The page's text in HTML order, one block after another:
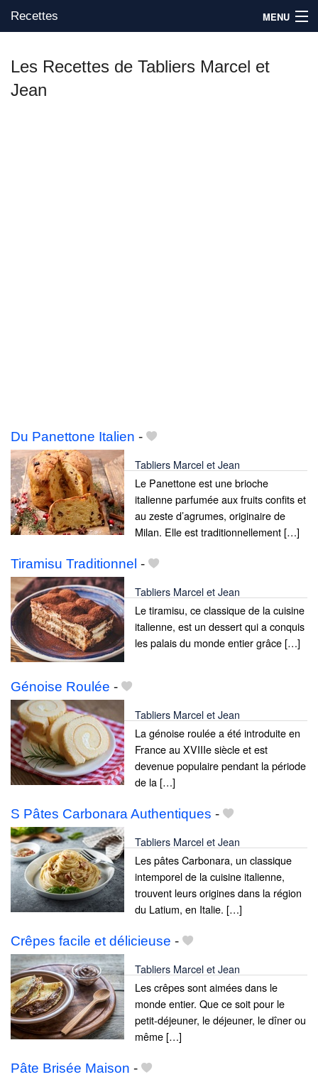
Recettes MENU
Mes blogs préférés
Les Recettes de Tabliers Marcel et
Jean
Du Panettone Italien -
Tabliers Marcel et Jean
Le Panettone est une brioche
italienne parfumée aux fruits confits et
au zeste d’agrumes, originaire de
Milan. Elle est traditionnellement […]
Tiramisu Traditionnel -
Tabliers Marcel et Jean
Le tiramisu, ce classique de la cuisine
italienne, est un dessert qui a conquis
les palais du monde entier grâce […]
Génoise Roulée -
Tabliers Marcel et Jean
La génoise roulée a été introduite en
France au XVIIIe siècle et est
devenue populaire pendant la période
de la […]
S Pâtes Carbonara Authentiques -
Tabliers Marcel et Jean
Les pâtes Carbonara, un classique
intemporel de la cuisine italienne,
trouvent leurs origines dans la région
du Latium, en Italie. […]
Crêpes facile et délicieuse -
Tabliers Marcel et Jean
Les crêpes sont aimées dans le
monde entier. Que ce soit pour le
petit-déjeuner, le déjeuner, le dîner ou
même […]
Pâte Brisée Maison -